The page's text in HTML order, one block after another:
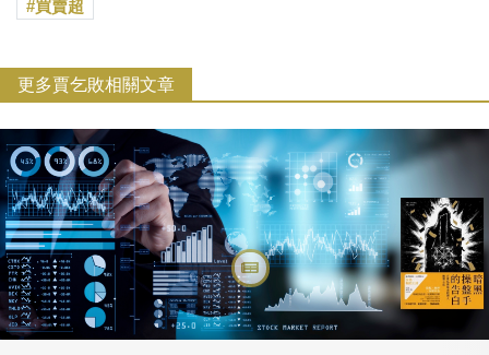
買賣超
更多賈乞敗相關文章